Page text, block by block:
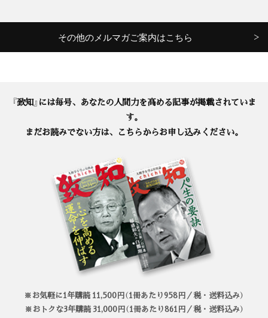
その他のメルマガご案内はこちら
『致知』には毎号、あなたの人間力を高める記事が掲載されていま
す。
まだお読みでない方は、こちらからお申し込みください。
※お気軽に1年購読 11,500円（1冊あたり958円／税・送料込み）
※おトクな3年購読 31,000円（1冊あたり861円／税・送料込み）